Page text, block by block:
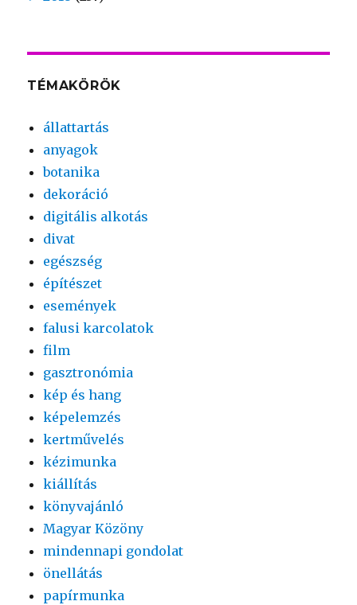
TÉMAKÖRÖK
állattartás
anyagok
botanika
dekoráció
digitális alkotás
divat
egészség
építészet
események
falusi karcolatok
film
gasztronómia
kép és hang
képelemzés
kertművelés
kézimunka
kiállítás
könyvajánló
Magyar Közöny
mindennapi gondolat
önellátás
papírmunka